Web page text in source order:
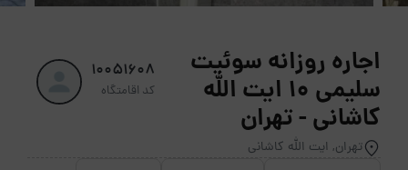
اجاره روزانه سوئیت
سلیمی 10 ایت الله
کاشانی - تهران
تهران, ایت الله کاشانی
10051608
کد اقامتگاه